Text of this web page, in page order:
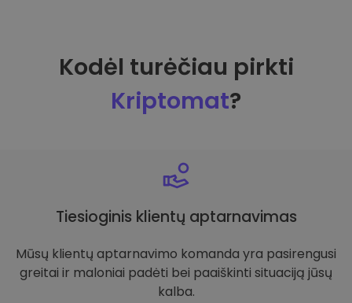
Kodėl turėčiau pirkti
Kriptomat?
Tiesioginis klientų aptarnavimas
Mūsų klientų aptarnavimo komanda yra pasirengusi
greitai ir maloniai padėti bei paaiškinti situaciją jūsų
kalba.